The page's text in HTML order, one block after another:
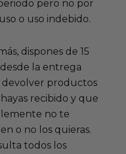
pero no por
o uso indebido.
dispones de 15
la entrega
devolver productos
recibido y que
no te
o no los quieras.
todos los